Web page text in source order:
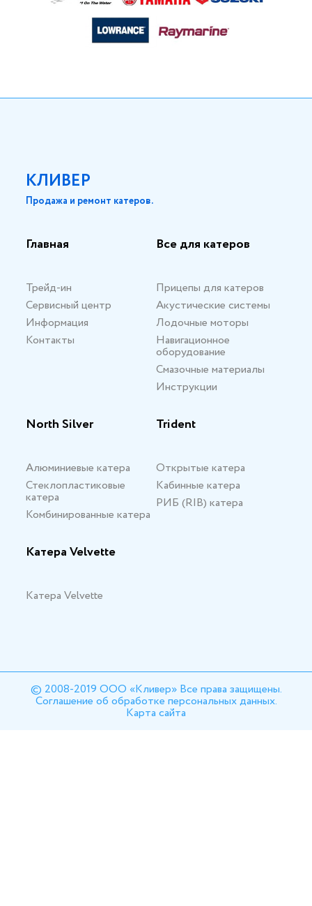
КЛИВЕР
Продажа и ремонт катеров.
Главная
Трейд-ин
Сервисный центр
Информация
Контакты
Все для катеров
Прицепы для катеров
Акустические системы
Лодочные моторы
Навигационное
оборудование
Смазочные материалы
Инструкции
North Silver
Алюминиевые катера
Стеклопластиковые
катера
Комбинированные катера
Trident
Открытые катера
Кабинные катера
РИБ (RIB) катера
Катера Velvette
Катера Velvette
© 2008-2019 ООО «Кливер» Все права защищены.
Соглашение об обработке персональных данных.
Карта сайта